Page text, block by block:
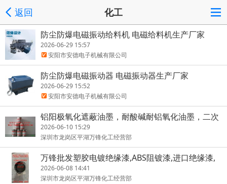
返回 化工
防尘防爆电磁振动给料机 电磁给料机生产厂家
2026-06-29 15:57
安阳市安德电子机械有限公司
防尘防爆电磁振动器 电磁振动器生产厂家
2026-06-29 15:52
安阳市安德电子机械有限公司
铝阳极氧化遮蔽油墨，耐酸碱耐铝氧化油墨，二次
氧化遮蔽油墨
2026-06-10 15:29
深圳市龙岗区平湖万锋化工经营部
万锋批发塑胶电镀绝缘漆,ABS阻镀漆,进口绝缘漆,
绝缘油漆
2026-06-08 14:41
深圳市龙岗区平湖万锋化工经营部